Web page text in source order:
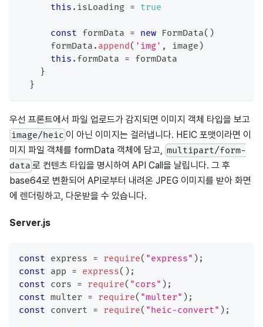
this . isLoading = true
const formData = new FormData( )
      formData
. append( 'img' , image )
this . formData = formData
}
}
우선 프론트에서 파일 업로드가 감지되면 이미지 객체 타입을 보고
image/heic 이 아닌 이미지는 걸러냅니다. HEIC 포맷이라면 이
미지 파일 객체를 formData 객체에 담고, multipart/form-
data 로 컨텐츠 타입을 명시하여 API Call을 날립니다. 그 후
base64로 변환되어 API로부터 내려온 JPEG 이미지를 받아 화면
에 렌더링하고, 다운받을 수 있습니다.
Server.js
const express = require( "express" ) ;
const app = express( ) ;
const cors = require( "cors" ) ;
const multer = require( "multer" ) ;
const convert = require( "heic-convert" ) ;